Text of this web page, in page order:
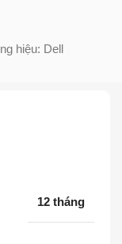
hiệu: Dell
12 tháng